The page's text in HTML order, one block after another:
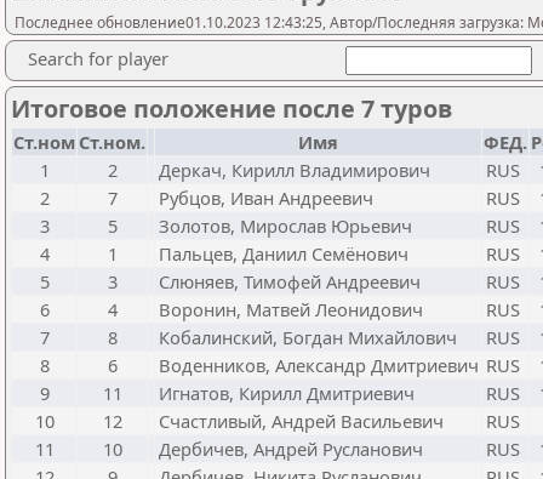
Последнее обновление01.10.2023 12:43:25, Автор/Последняя загрузка:
Search for player
Итоговое положение после 7 туров
Ст.ном Ст.ном. Имя ФЕД.
1
2 Деркач, Кирилл Владимирович RUS
2
7 Рубцов, Иван Андреевич RUS
3
5 Золотов, Мирослав Юрьевич RUS
4
1 Пальцев, Даниил Семёнович RUS
5
3 Слюняев, Тимофей Андреевич RUS
6
4 Воронин, Матвей Леонидович RUS
7
8 Кобалинский, Богдан Михайлович RUS
8
6 Воденников, Александр Дмитриевич RUS
9
11 Игнатов, Кирилл Дмитриевич RUS
10
12 Счастливый, Андрей Васильевич
RUS
11
10 Дербичев, Андрей Русланович RUS